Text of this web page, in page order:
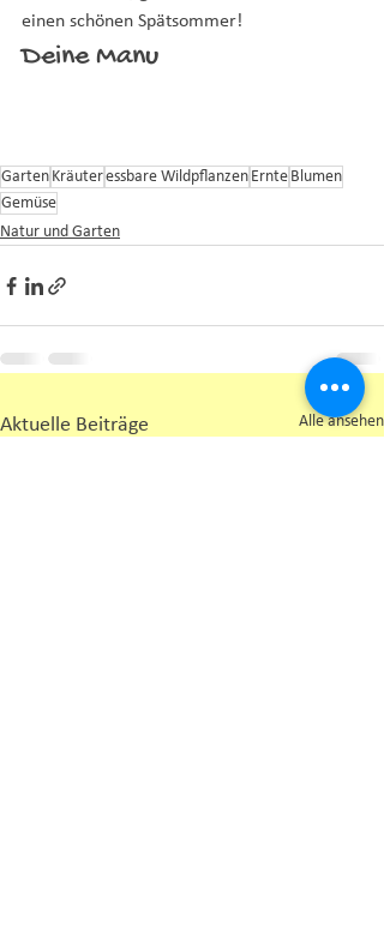
einen schönen Spätsommer!
Deine Manu
Garten Kräuteressbare Wildpflanzen Ernte Blumen
Gemüse
Natur und Garten
Aktuelle Beiträge Alle ansehen